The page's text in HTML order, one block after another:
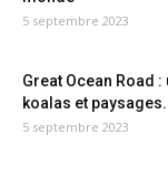
5 septembre 2023
Great Ocean Road
koalas et
5 septembre 2023